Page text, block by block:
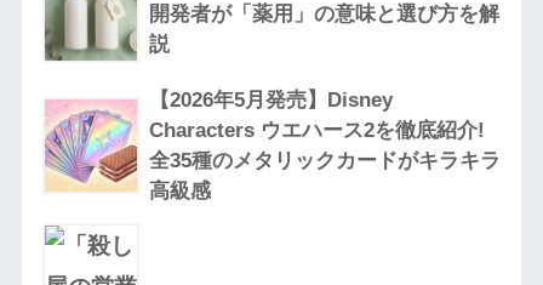
開発者が「薬用」の意味と選び方を解
説
【2026年5月発売】Disney
Characters ウエハース2を徹底紹介!
全35種のメタリックカードがキラキラ
高級感